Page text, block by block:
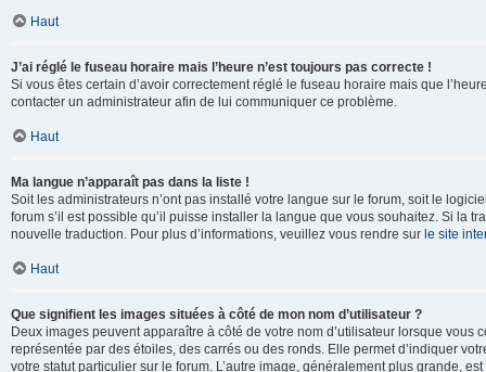
Haut
J’ai réglé le fuseau horaire mais l’heure n’est toujours pas correcte !
Si vous êtes certain d’avoir correctement réglé le fuseau horaire mais que
contacter un administrateur afin de lui communiquer ce problème.
Haut
Ma langue n’apparaît pas dans la liste !
Soit les administrateurs n’ont pas installé votre langue sur le forum, soit le
forum s’il est possible qu’il puisse installer la langue que vous souhaitez. Si la
nouvelle traduction. Pour plus d’informations, veuillez vous rendre sur le site
Haut
Que signifient les images situées à côté de mon nom d’utilisateur ?
Deux images peuvent apparaître à côté de votre nom d’utilisateur lorsque
représentée par des étoiles, des carrés ou des ronds. Elle permet d’indiquer
votre statut particulier sur le forum. L’autre image, généralement plus grande,